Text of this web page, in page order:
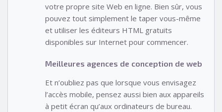
votre propre site Web en ligne. Bien sûr, vous
pouvez tout simplement le taper vous-même
et utiliser les éditeurs HTML gratuits
disponibles sur Internet pour commencer.
Meilleures agences de conception de web
Et n’oubliez pas que lorsque vous envisagez
l’accès mobile, pensez aussi bien aux appareils
à petit écran qu’aux ordinateurs de bureau.